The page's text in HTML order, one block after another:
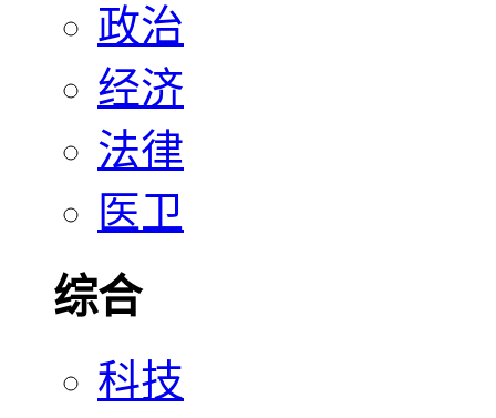
政治
经济
法律
医卫
综合
科技